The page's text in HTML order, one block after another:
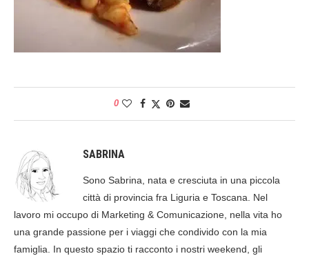
0
SABRINA
Sono Sabrina, nata e cresciuta in una piccola
città di provincia fra Liguria e Toscana. Nel
lavoro mi occupo di Marketing & Comunicazione, nella vita ho
una grande passione per i viaggi che condivido con la mia
famiglia. In questo spazio ti racconto i nostri weekend, gli